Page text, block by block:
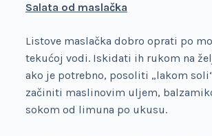
Salata od maslačka
Listove maslačka dobro oprati po
tekućoj vodi. Iskidati ih rukom na
ako je potrebno, posoliti „lakom
začiniti maslinovim uljem,
sokom od limuna po ukusu.